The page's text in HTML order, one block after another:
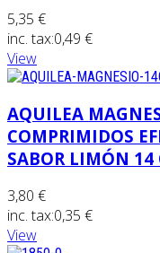
5,35 €
inc. tax:0,49 €
View
AQUILEA
COMPRIMIDOS
SABOR LIMÓN 14
3,80 €
inc. tax:0,35 €
View